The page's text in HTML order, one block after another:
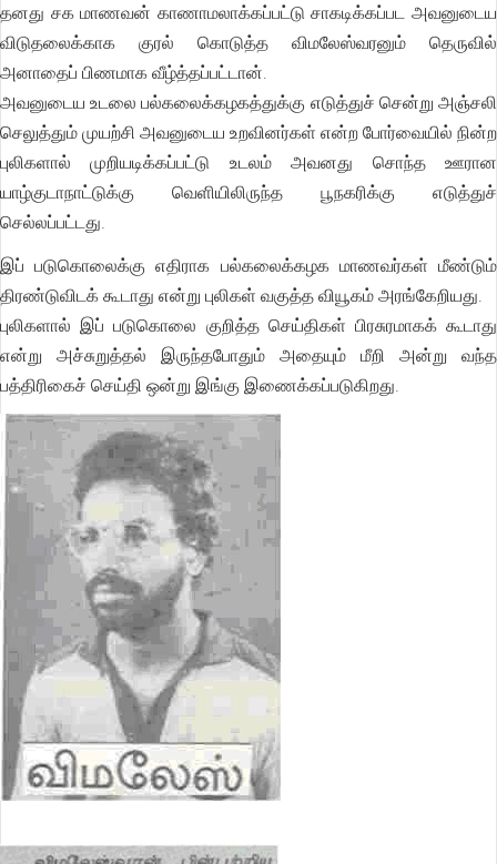
தனது சக மாணவன் காணாமலாக்கப்பட்டு சாகடிக்கப்பட அவனுடைய
விடுதலைக்காக குரல் கொடுத்த விமலேஸ்வரனும் தெருவில்
அனாதைப் பிணமாக வீழ்த்தப்பட்டான்.
அவனுடைய உடலை பல்கலைக்கழகத்துக்கு எடுத்துச் சென்று அஞ்சலி
செலுத்தும் முயற்சி அவனுடைய உறவினர்கள் என்ற போர்வையில் நின்ற
புலிகளால் முறியடிக்கப்பட்டு உடலம் அவனது சொந்த ஊரான
யாழ்குடாநாட்டுக்கு வெளியிலிருந்த பூநகரிக்கு எடுத்துச்
செல்லப்பட்டது.
இப் படுகொலைக்கு எதிராக பல்கலைக்கழக மாணவர்கள் மீண்டும்
திரண்டுவிடக் கூடாது என்று புலிகள் வகுத்த வியூகம் அரங்கேறியது.
புலிகளால் இப் படுகொலை குறித்த செய்திகள் பிரசுரமாகக் கூடாது
என்று அச்சுறுத்தல் இருந்தபோதும் அதையும் மீறி அன்று வந்த
பத்திரிகைச் செய்தி ஒன்று இங்கு இணைக்கப்படுகிறது.